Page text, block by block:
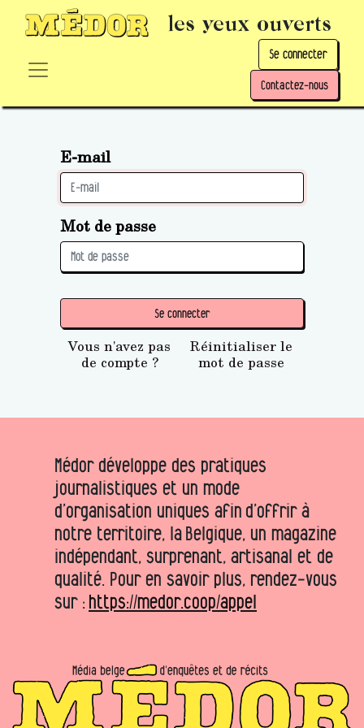
les yeux ouverts
Se connecter
Contactez-nous
E-mail
Mot de passe
Se connecter
Vous n'avez pas
de compte ?
Réinitialiser le
mot de passe
Médor développe des pratiques
journalistiques et un mode
d’organisation uniques afin d’offrir à
notre territoire, la Belgique, un magazine
indépendant, surprenant, artisanal et de
qualité. Pour en savoir plus, rendez-vous
sur : https://medor.coop/appel